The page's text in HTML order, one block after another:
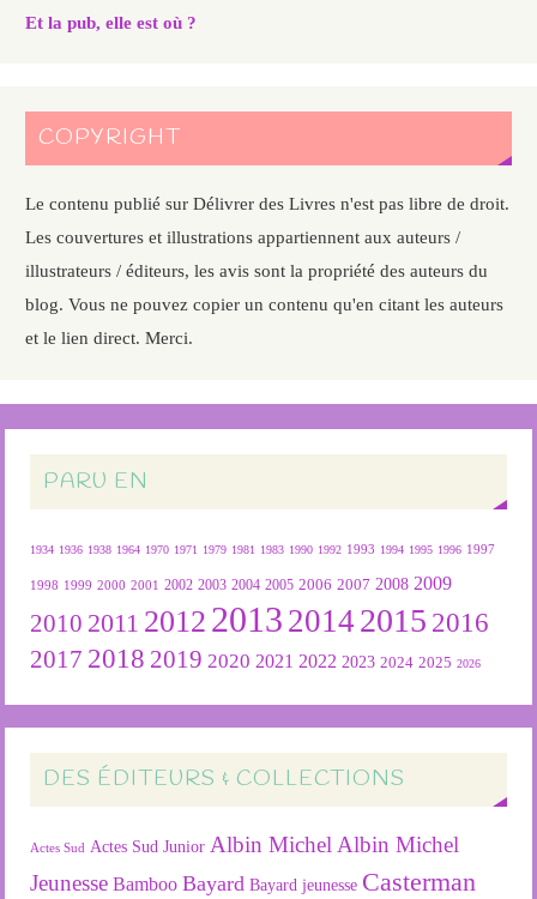
Et la pub, elle est où ?
COPYRIGHT
Le contenu publié sur Délivrer des Livres n'est pas libre de droit.
Les couvertures et illustrations appartiennent aux auteurs /
illustrateurs / éditeurs, les avis sont la propriété des auteurs du
blog. Vous ne pouvez copier un contenu qu'en citant les auteurs
et le lien direct. Merci.
PARU EN
1934 1936 1938 1964 1970 1971 1979 1981 1983 1990 1992 1993 1994 1995 1996 1997
1998 1999 2000 2001 2002 2003 2004 2005 2006 2007 2008 2009
2010 2011 2012 2013 2014 2015 2016
2017 2018 2019 2020 2021 2022 2023 2024 2025 2026
DES ÉDITEURS & COLLECTIONS
Actes Sud Actes Sud Junior Albin Michel Albin Michel
Jeunesse Bamboo Bayard Bayard jeunesse Casterman